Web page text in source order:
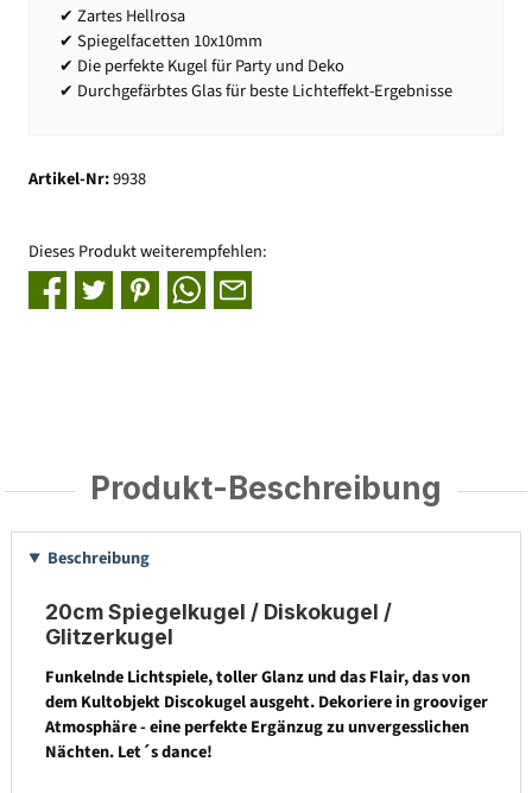
✔ Zartes Hellrosa
✔ Spiegelfacetten 10x10mm
✔ Die perfekte Kugel für Party und Deko
✔ Durchgefärbtes Glas für beste Lichteffekt-Ergebnisse
Artikel-Nr:9938
Dieses Produkt weiterempfehlen:
Produkt-Beschreibung
Beschreibung
20cm Spiegelkugel / Diskokugel /
Glitzerkugel
Funkelnde Lichtspiele, toller Glanz und das Flair, das von
dem Kultobjekt Discokugel ausgeht. Dekoriere in grooviger
Atmosphäre - eine perfekte Ergänzug zu unvergesslichen
Nächten. Let´s dance!